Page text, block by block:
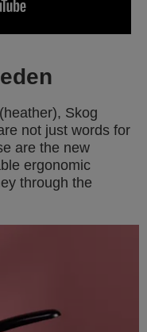
Skog
not just words for
are the new
ergonomic
through the